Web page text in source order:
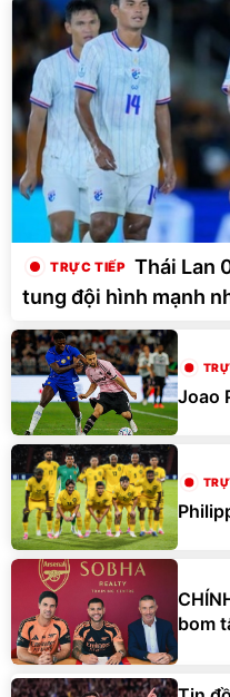
Thái Lan
tung đội hình mạnh
Joao
bom